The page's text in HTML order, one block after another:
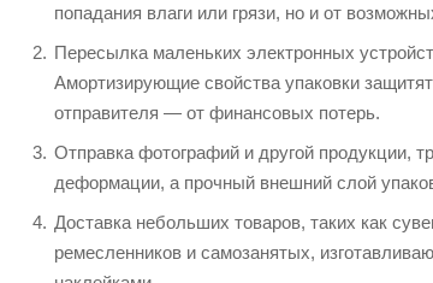
попадания влаги или грязи, но и от
Пересылка маленьких электронных
Амортизирующие свойства упаковки
отправителя — от финансовых потерь.
Отправка фотографий и другой продукции,
деформации, а прочный внешний слой
Доставка небольших товаров, таких как
ремесленников и самозанятых,